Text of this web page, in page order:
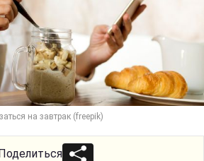
на завтрак (freepik)